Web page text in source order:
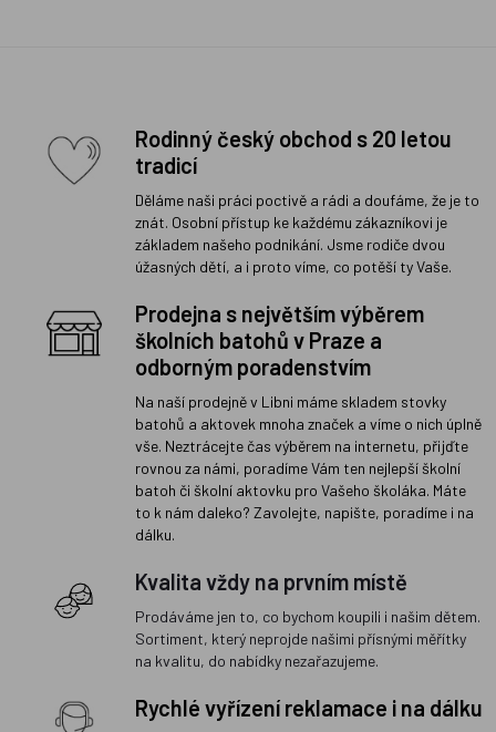
Rodinný český obchod s 20 letou
tradicí
Děláme naši práci poctivě a rádi a doufáme, že je to
znát. Osobní přístup ke každému zákazníkovi je
základem našeho podnikání. Jsme rodiče dvou
úžasných dětí, a i proto víme, co potěší ty Vaše.
Prodejna s největším výběrem
školních batohů v Praze a
odborným poradenstvím
Na naší prodejně v Libni máme skladem stovky
batohů a aktovek mnoha značek a víme o nich úplně
vše. Neztrácejte čas výběrem na internetu, přijďte
rovnou za námi, poradíme Vám ten nejlepší školní
batoh či školní aktovku pro Vašeho školáka. Máte
to k nám daleko? Zavolejte, napište, poradíme i na
dálku.
Kvalita vždy na prvním místě
Prodáváme jen to, co bychom koupili i našim dětem.
Sortiment, který neprojde našimi přísnými měřítky
na kvalitu, do nabídky nezařazujeme.
Rychlé vyřízení reklamace i na dálku